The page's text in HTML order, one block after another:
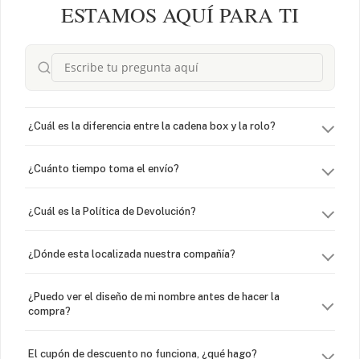
ESTAMOS AQUÍ PARA TI
¿Cuál es la diferencia entre la cadena box y la rolo?
¿Cuánto tiempo toma el envío?
¿Cuál es la Política de Devolución?
¿Dónde esta localizada nuestra compañía?
¿Puedo ver el diseño de mi nombre antes de hacer la
compra?
El cupón de descuento no funciona, ¿qué hago?